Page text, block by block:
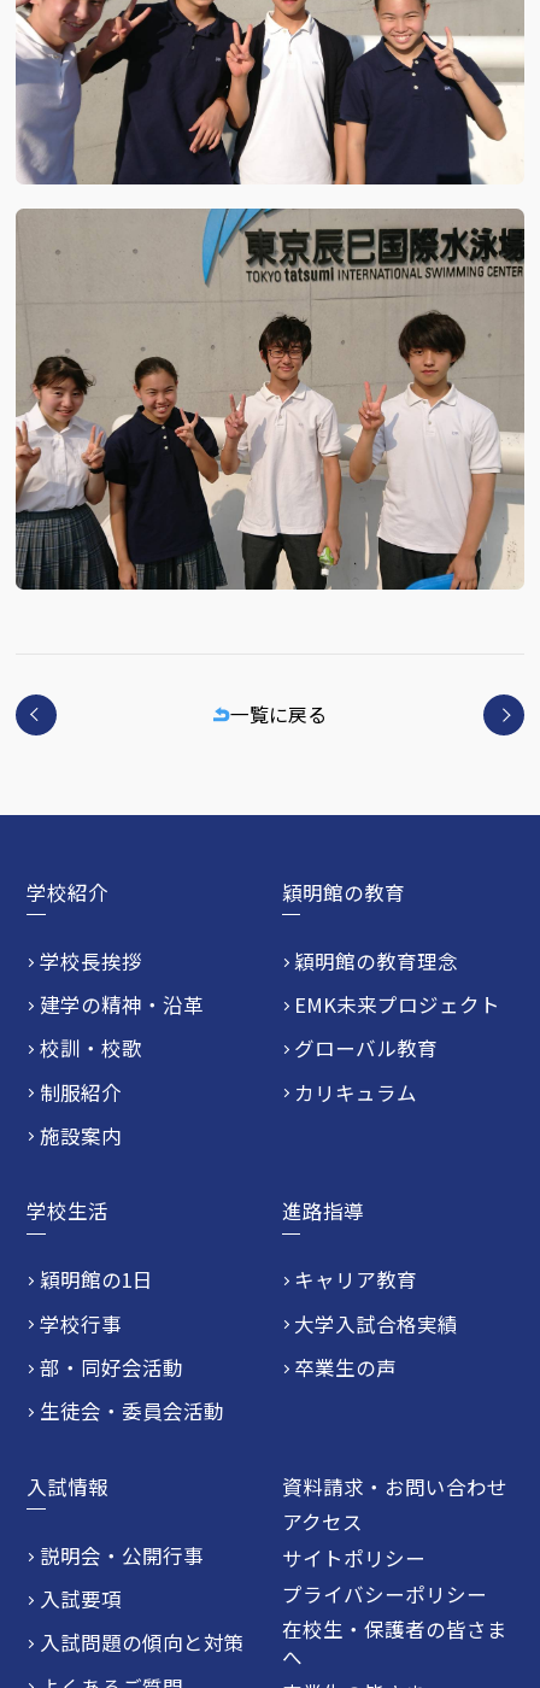
一覧に戻る
学校紹介
学校長挨拶
建学の精神・沿革
校訓・校歌
制服紹介
施設案内
穎明館の教育
穎明館の教育理念
EMK未来プロジェクト
グローバル教育
カリキュラム
学校生活
穎明館の1日
学校行事
部・同好会活動
生徒会・委員会活動
進路指導
キャリア教育
大学入試合格実績
卒業生の声
入試情報
説明会・公開行事
入試要項
入試問題の傾向と対策
資料請求・お問い合わせ
アクセス
サイトポリシー
プライバシーポリシー
在校生・保護者の皆さま
へ